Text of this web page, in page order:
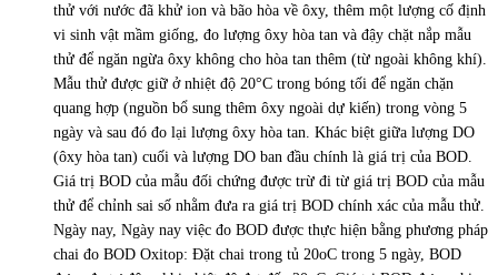
thử với nước đã khử ion và bão hòa về ôxy, thêm một lượng cố định
vi sinh vật mầm giống, đo lượng ôxy hòa tan và đậy chặt nắp mẫu
thử để ngăn ngừa ôxy không cho hòa tan thêm (từ ngoài không khí).
Mẫu thử được giữ ở nhiệt độ 20°C trong bóng tối để ngăn chặn
quang hợp (nguồn bổ sung thêm ôxy ngoài dự kiến) trong vòng 5
ngày và sau đó đo lại lượng ôxy hòa tan. Khác biệt giữa lượng DO
(ôxy hòa tan) cuối và lượng DO ban đầu chính là giá trị của BOD.
Giá trị BOD của mẫu đối chứng được trừ đi từ giá trị BOD của mẫu
thử để chỉnh sai số nhằm đưa ra giá trị BOD chính xác của mẫu thử.
Ngày nay, Ngày nay việc đo BOD được thực hiện bằng phương pháp
chai đo BOD Oxitop: Đặt chai trong tủ 20oC trong 5 ngày, BOD